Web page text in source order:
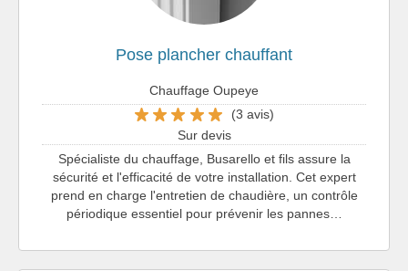
Pose plancher chauffant
Chauffage Oupeye
(3 avis)
Sur devis
Spécialiste du chauffage, Busarello et fils assure la
sécurité et l'efficacité de votre installation. Cet expert
prend en charge l'entretien de chaudière, un contrôle
périodique essentiel pour prévenir les pannes…